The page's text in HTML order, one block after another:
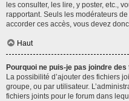
les consulter, les lire, y poster, etc.,
rapportant. Seuls les modérateurs
accorder ces accès, vous devez
Haut
Pourquoi ne puis-je pas joindre
La possibilité d’ajouter des fichiers
groupe, ou par utilisateur.
fichiers joints pour le forum dans